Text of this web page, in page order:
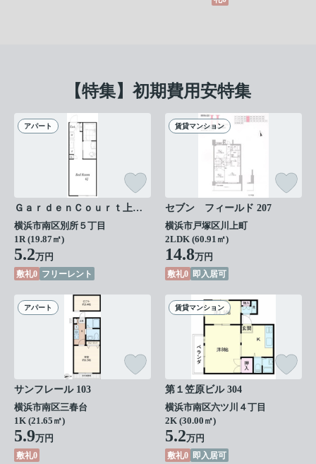
【特集】初期費用安特集
アパート
ＧａｒｄｅｎＣｏｕｒｔ上大岡Ａ号棟 202
横浜市南区別所５丁目
1R (19.87㎡)
5.2万円
敷礼0 フリーレント
賃貸マンション
セブン フィールド 207
横浜市戸塚区川上町
2LDK (60.91㎡)
14.8万円
敷礼0 即入居可
アパート
サンフレール 103
横浜市南区三春台
1K (21.65㎡)
5.9万円
敷礼0
賃貸マンション
第１笠原ビル 304
横浜市南区六ツ川４丁目
2K (30.00㎡)
5.2万円
敷礼0 即入居可